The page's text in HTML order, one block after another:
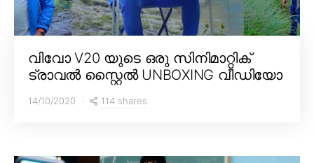
വിവോ V20 യുടെ ഒരു സിനിമാറ്റിക്
ട്രാവൽ സ്റ്റൈൽ UNBOXING വീഡിയോ
14/10/2020 114 shares